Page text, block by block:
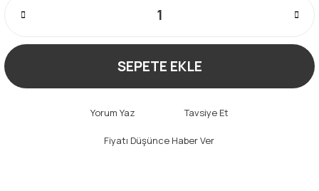
SEPETE EKLE
Yorum Yaz Tavsiye Et
Fiyatı Düşünce Haber Ver